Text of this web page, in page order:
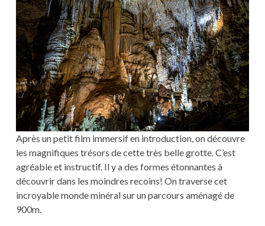
Après un petit film immersif en introduction, on découvre
les magnifiques trésors de cette très belle grotte. C’est
agréable et instructif. Il y a des formes étonnantes à
découvrir dans les moindres recoins! On traverse cet
incroyable monde minéral sur un parcours aménagé de
900m.